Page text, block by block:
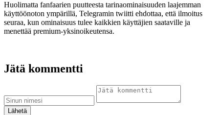
Huolimatta fanfaarien puutteesta tarinaominaisuuden laajemman
käyttöönoton ympärillä, Telegramin twiitti ehdottaa, että ilmoitus
seuraa, kun ominaisuus tulee kaikkien käyttäjien saataville ja
menettää premium-yksinoikeutensa.
Jätä kommentti